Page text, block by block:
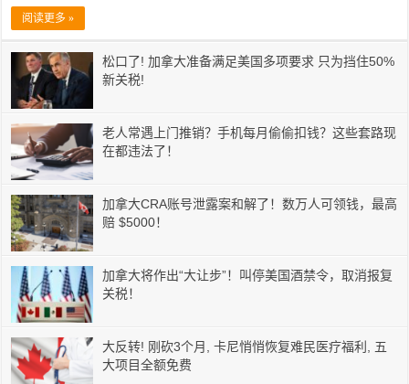
阅读更多 »
松口了! 加拿大准备满足美国多项要求 只为挡住50%
新关税!
老人常遇上门推销？手机每月偷偷扣钱？这些套路现
在都违法了！
加拿大CRA账号泄露案和解了！数万人可领钱，最高
赔 $5000！
加拿大将作出“大让步”！叫停美国酒禁令，取消报复
关税！
大反转! 刚砍3个月, 卡尼悄悄恢复难民医疗福利, 五
大项目全额免费